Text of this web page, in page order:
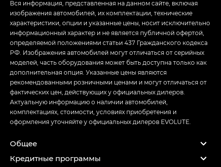
Вся информация, представленная на данном сайте, включая
изображения автомобилей, их комплектации, технические
характеристики, опции и указанные цены, носит исключительно
информационный характер и не является публичной офертой,
определяемой положениями статьи 437 Гражданского кодекса
РФ. Изображения автомобилей могут отличаться от серийных
моделей, часть оборудования может быть доступна только как
дополнительная опция. Указанные цены являются
рекомендованными розничными ценами и могут отличаться от
фактических цен, действующих у официальных дилеров.
Актуальную информацию о наличии автомобилей,
комплектациях, стоимости, условиях приобретения и
оформления уточняйте у официальных дилеров EVOLUTE.
Общее
Кредитные программы